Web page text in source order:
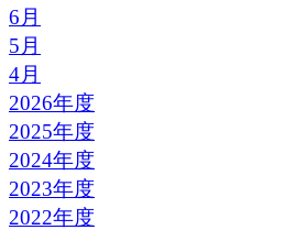
6月
5月
4月
2026年度
2025年度
2024年度
2023年度
2022年度